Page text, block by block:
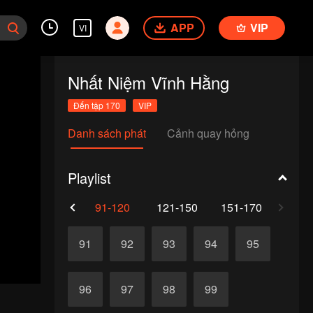
VI APP VIP
Nhất Niệm Vĩnh Hằng
Đến tập 170 VIP
Danh sách phát Cảnh quay hỏng
Playlist
91-120 121-150 151-170
91 92 93 94 95
96 97 98 99